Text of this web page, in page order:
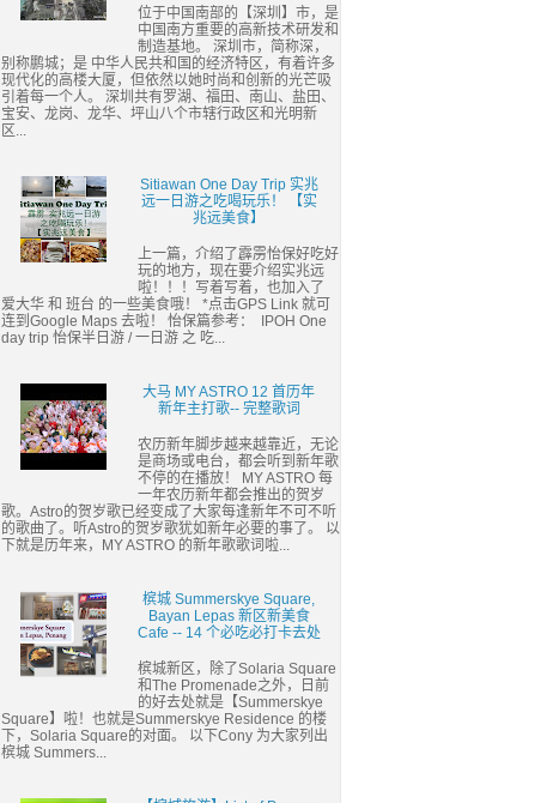
位于中国南部的【深圳】市，是
中国南方重要的高新技术研发和
制造基地。 深圳市，简称深，
别称鹏城；是 中华人民共和国的经济特区，有着许多
现代化的高楼大厦，但依然以她时尚和创新的光芒吸
引着每一个人。 深圳共有罗湖、福田、南山、盐田、
宝安、龙岗、龙华、坪山八个市辖行政区和光明新
区...
Sitiawan One Day Trip 实兆
远一日游之吃喝玩乐！ 【实
兆远美食】
上一篇，介绍了霹雳怡保好吃好
玩的地方，现在要介绍实兆远
啦！！！写着写着，也加入了
爱大华 和 班台 的一些美食哦！ *点击GPS Link 就可
连到Google Maps 去啦！ 怡保篇参考： IPOH One
day trip 怡保半日游 / 一日游 之 吃...
大马 MY ASTRO 12 首历年
新年主打歌-- 完整歌词
农历新年脚步越来越靠近，无论
是商场或电台，都会听到新年歌
不停的在播放！ MY ASTRO 每
一年农历新年都会推出的贺岁
歌。Astro的贺岁歌已经变成了大家每逢新年不可不听
的歌曲了。听Astro的贺岁歌犹如新年必要的事了。 以
下就是历年来，MY ASTRO 的新年歌歌词啦...
槟城 Summerskye Square,
Bayan Lepas 新区新美食
Cafe -- 14 个必吃必打卡去处
槟城新区，除了Solaria Square
和The Promenade之外，日前
的好去处就是【Summerskye
Square】啦！也就是Summerskye Residence 的楼
下，Solaria Square的对面。 以下Cony 为大家列出
槟城 Summers...